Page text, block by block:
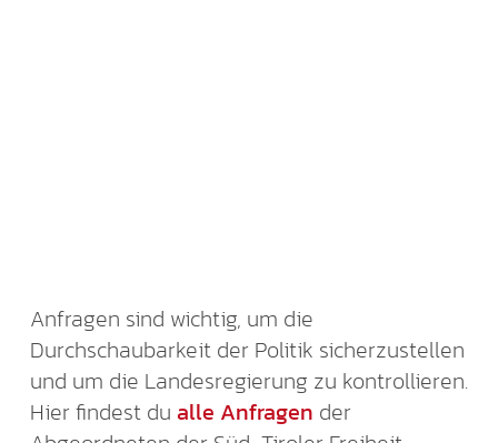
Anfragen sind wichtig, um die
Durchschaubarkeit der Politik sicherzustellen
und um die Landesregierung zu kontrollieren.
Hier findest du alle Anfragen der